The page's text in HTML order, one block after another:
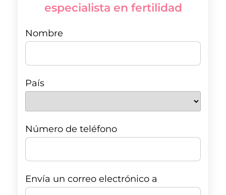
especialista en fertilidad
Nombre
País
Número de teléfono
Envía un correo electrónico a